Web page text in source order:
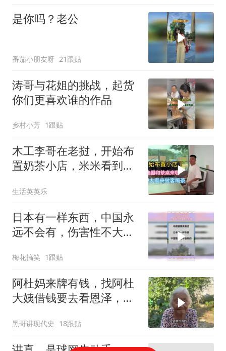
是你吗？老公
番茄小朋友呀 21跟贴
涛哥与花姐的挑战，起货
你们更喜欢谁的作品
乡村小芳 1跟贴
木工李哥在老挝，开始布
置奶茶小店，米米看到会
生活英英乐
日本有一样东西，中国永
远不会有，伤害性不大侮
梅花搞笑 1跟贴
阿杜妈来牌有钱，找阿杜
大姨借钱要去看恩泽，看
黑哥讲现代史 18跟贴